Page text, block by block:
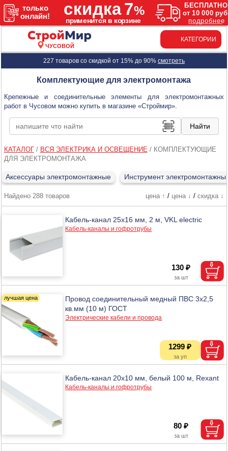
ЧУСОВОЙ
КАТЕГОРИИ
227 товаров со скидкой от 15% до 90% смотреть
Комплектующие для электромонтажа
Крепежные и соединительные элементы для электромонтажных
работ в Чусовом можно купить в магазине «Строймир».
КАТАЛОГ/ ВСЯ ЭЛЕКТРИКА И ОСВЕЩЕНИЕ / КОМПЛЕКТУЮЩИЕ
ДЛЯ ЭЛЕКТРОМОНТАЖА
Аксессуары электромонтажные Инструмент
Найдено 288 товаров цена ↑ / цена ↓ / скидка ↓
Кабель-канал 25х16 мм, 2 м, VKL electric
Кабель-каналы и гофротрубы
130 ₽
Провод соединительный медный ПВС 3х2,5
кв.мм (10 м) ГОСТ
Электрические кабели и провода
1299 ₽
Кабель-канал 20х10 мм, белый 100 м, Rexant
Кабель-каналы и гофротрубы
80 ₽